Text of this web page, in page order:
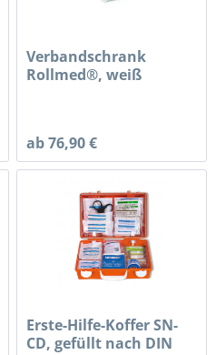
Verbandschrank
Rollmed®, weiß
ab 76,90 €
Erste-Hilfe-Koffer SN-
CD, gefüllt nach DIN